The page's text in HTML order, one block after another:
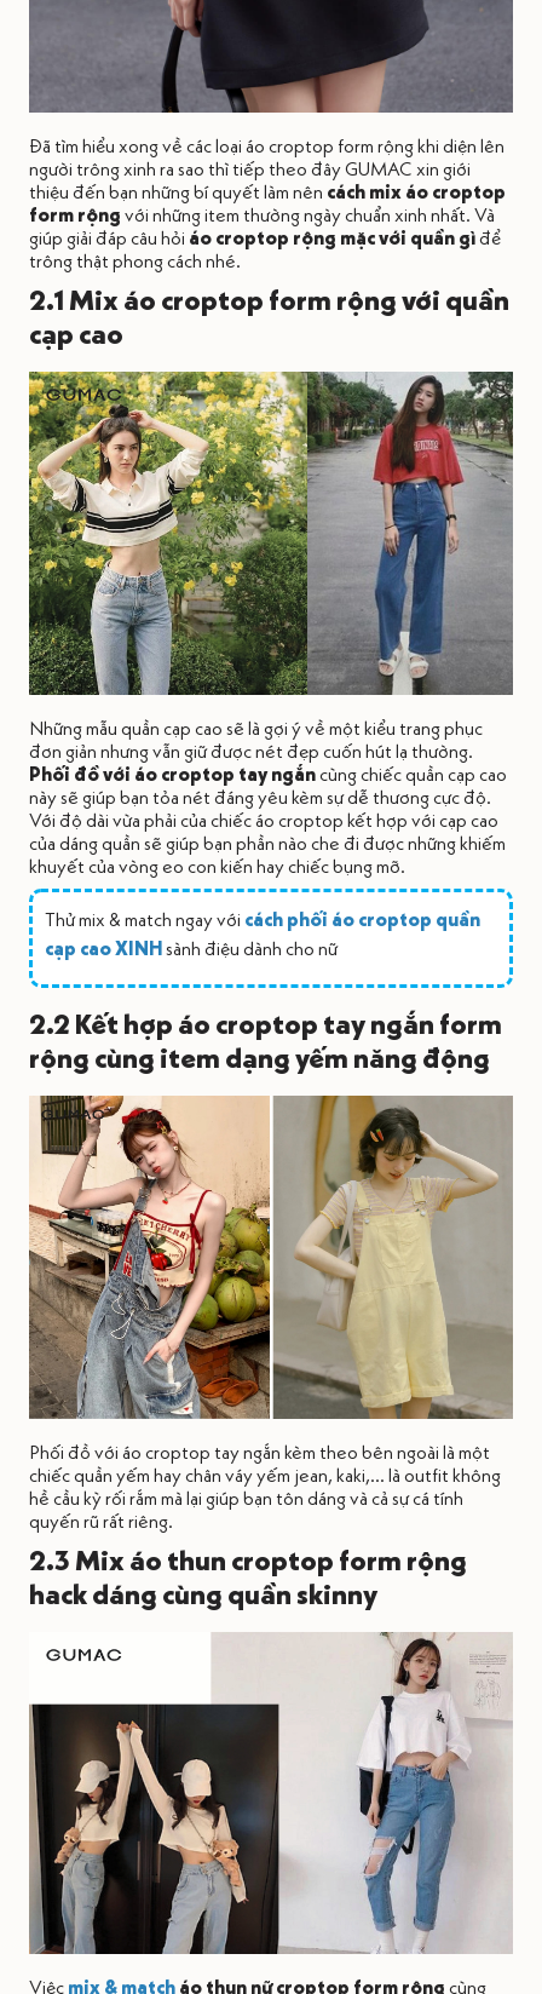
Đã tìm hiểu xong về các loại áo croptop form rộng khi diện lên
người trông xinh ra sao thì tiếp theo đây GUMAC xin giới
thiệu đến bạn những bí quyết làm nên cách mix áo croptop
form rộng với những item thường ngày chuẩn xinh nhất. Và
giúp giải đáp câu hỏi áo croptop rộng mặc với quần gìđể
trông thật phong cách nhé.
2.1 Mix áo croptop form rộng với quần
cạp cao
Những mẫu quần cạp cao sẽ là gợi ý về một kiểu trang phục
đơn giản nhưng vẫn giữ được nét đẹp cuốn hút lạ thường.
Phối đồ với áo croptop tay ngắncùng chiếc quần cạp cao
này sẽ giúp bạn tỏa nét đáng yêu kèm sự dễ thương cực độ.
Với độ dài vừa phải của chiếc áo croptop kết hợp với cạp cao
của dáng quần sẽ giúp bạn phần nào che đi được những khiếm
khuyết của vòng eo con kiến hay chiếc bụng mỡ.
Thử mix & match ngay với cách phối áo croptop quần
cạp cao XINHsành điệu dành cho nữ
2.2 Kết hợp áo croptop tay ngắn form
rộng cùng item dạng yếm năng động
Phối đồ với áo croptop tay ngắn kèm theo bên ngoài là một
chiếc quần yếm hay chân váy yếm jean, kaki,... là outfit không
hề cầu kỳ rối rắm mà lại giúp bạn tôn dáng và cả sự cá tính
quyến rũ rất riêng.
2.3 Mix áo thun croptop form rộng
hack dáng cùng quần skinny
Việc mix & match áo thun nữ croptop form rộng cùng